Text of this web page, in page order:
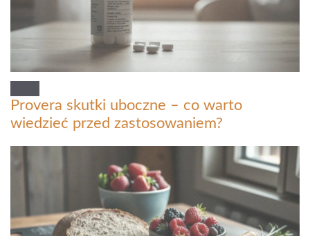
Provera skutki uboczne – co warto
wiedzieć przed zastosowaniem?